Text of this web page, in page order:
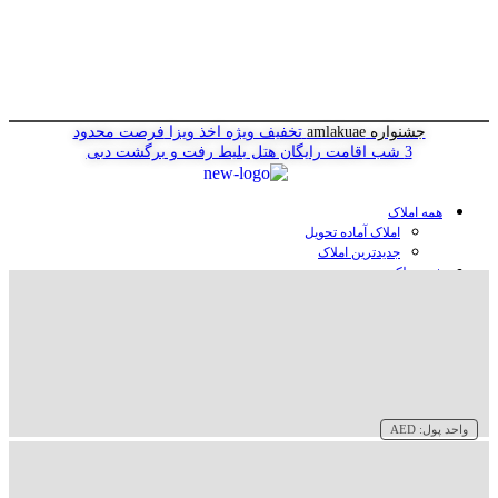
جشنواره amlakuae تخفیف ویژه اخذ ویزا فرصت محدود
3 شب اقامت رایگان هتل
بلیط رفت و برگشت دبی
همه املاک
املاک آماده تحویل
جدیدترین املاک
خرید ملک در دبی
واحد پول: AED